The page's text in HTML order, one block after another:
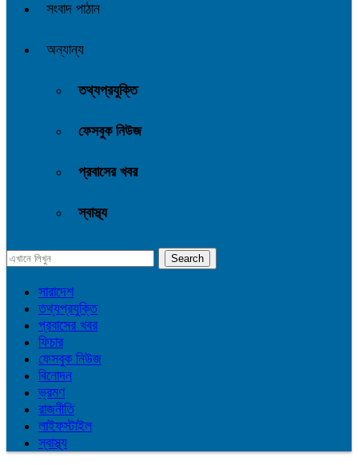
সংবাদ পাঠান
অন্যান্য
তথ্যপ্রযুক্তি
ফেসবুক নিউজ
প্রবাসের খবর
স্বাস্থ্য
সারাদেশ
তথ্যপ্রযুক্তি
প্রবাসের খবর
ফিচার
ফেসবুক নিউজ
বিনোদন
ভ্রমণ
রাজনীতি
লাইফস্টাইল
স্বাস্থ্য